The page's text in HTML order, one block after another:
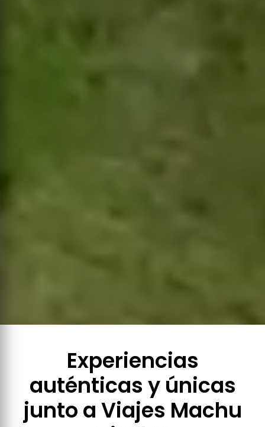
Experiencias
auténticas y únicas
junto a Viajes Machu